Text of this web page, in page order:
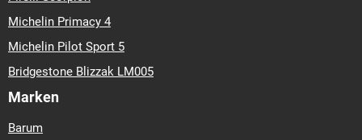
Michelin Primacy 4
Michelin Pilot Sport 5
Bridgestone Blizzak LM005
Marken
Barum